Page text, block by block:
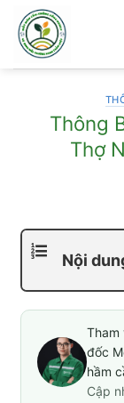
qua
dung
Thông
Thợ
Nội
Tham
đốc
hầm
Cập